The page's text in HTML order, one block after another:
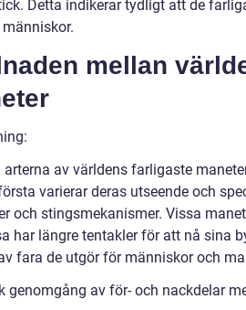
Detta indikerar tydligt att de
mellan
arterna av världens farligaste
varierar deras utseende och
och stingsmekanismer. Vissa
har längre tentakler för att nå sina
fara de utgör för människor och
genomgång av för- och nackdelar